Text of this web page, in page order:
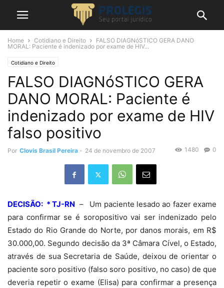
Home Cotidiano e Direito
FALSO DIAGNóSTICO GERA DANO
MORAL: Paciente é indenizado por exame de HIV...
Cotidiano e Direito
FALSO DIAGNóSTICO GERA
DANO MORAL: Paciente é
indenizado por exame de HIV
falso positivo
Por Clovis Brasil Pereira - 24 de novembro de 2007 0
1480
DECISÃO: * TJ-RN – Um paciente lesado ao fazer exame
para confirmar se é soropositivo vai ser indenizado pelo
Estado do Rio Grande do Norte, por danos morais, em R$
30.000,00. Segundo decisão da 3ª Câmara Cível, o Estado,
através de sua Secretaria de Saúde, deixou de orientar o
paciente soro positivo (falso soro positivo, no caso) de que
deveria repetir o exame (Elisa) para confirmar a presença